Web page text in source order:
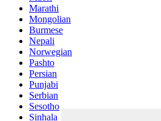
Marathi
Mongolian
Burmese
Nepali
Norwegian
Pashto
Persian
Punjabi
Serbian
Sesotho
Sinhala